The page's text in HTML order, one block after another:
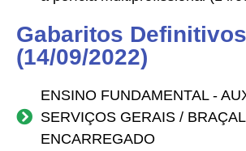
Gabaritos Definitivos
(14/09/2022)
ENSINO FUNDAMENTAL -
SERVIÇOS GERAIS /
ENCARREGADO